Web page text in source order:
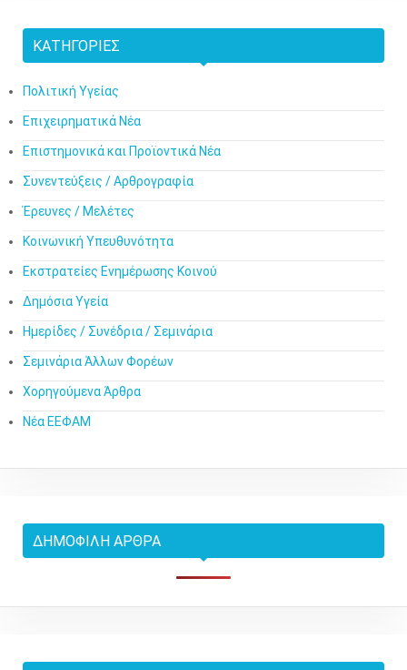
ΚΑΤΗΓΟΡΊΕΣ
Πολιτική Υγείας
Επιχειρηματικά Νέα
Επιστημονικά και Προϊοντικά Νέα
Συνεντεύξεις / Αρθρογραφία
Έρευνες / Μελέτες
Κοινωνική Υπευθυνότητα
Εκστρατείες Ενημέρωσης Κοινού
Δημόσια Υγεία
Ημερίδες / Συνέδρια / Σεμινάρια
Σεμινάρια Άλλων Φορέων
Χορηγούμενα Άρθρα
Νέα ΕΕΦΑΜ
ΔΗΜΟΦΙΛΉ ΆΡΘΡΑ